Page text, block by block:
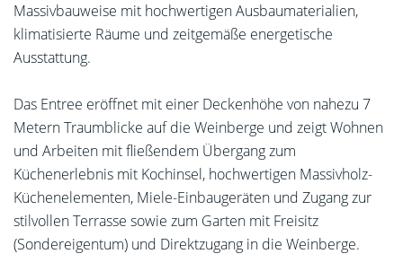
Massivbauweise mit hochwertigen Ausbaumaterialien,
klimatisierte Räume und zeitgemäße energetische
Ausstattung.
Das Entree eröffnet mit einer Deckenhöhe von nahezu 7
Metern Traumblicke auf die Weinberge und zeigt Wohnen
und Arbeiten mit fließendem Übergang zum
Küchenerlebnis mit Kochinsel, hochwertigen Massivholz-
Küchenelementen, Miele-Einbaugeräten und Zugang zur
stilvollen Terrasse sowie zum Garten mit Freisitz
(Sondereigentum) und Direktzugang in die Weinberge.